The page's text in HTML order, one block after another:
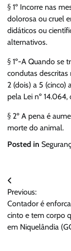
§ 1º Incorre nas
dolorosa ou cruel
didáticos ou
alternativos.
§ 1º-A Quando se
condutas descritas
2 (dois) a 5 (cinco)
pela Lei nº
§ 2º A pena é
morte do animal.
Posted in
Navegação
de
Post
Previous:
Contador é
cinto e tem corpo
em Niquelândia